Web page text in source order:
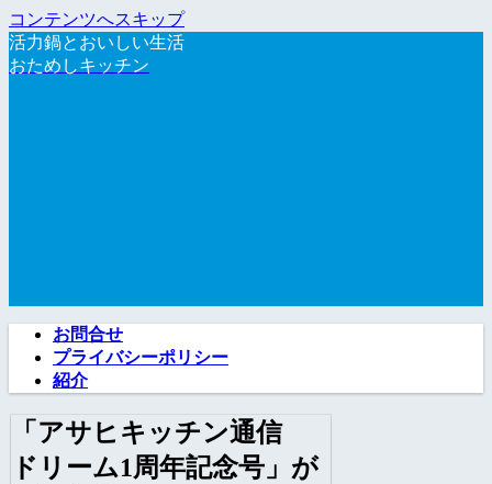
コンテンツへスキップ
活力鍋とおいしい生活
おためしキッチン
お問合せ
プライバシーポリシー
紹介
「アサヒキッチン通信
ドリーム1周年記念号」が